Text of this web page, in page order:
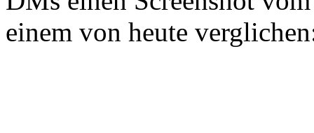
einem von heute